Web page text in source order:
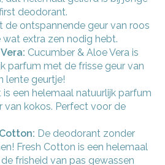
deodorant.
de ontspannende geur van roos
wat extra zen nodig hebt.
Cucumber & Aloe Vera is
parfum met de frisse geur van
lente geurtje!
is een helemaal natuurlijk parfum
van kokos. Perfect voor de
De deodorant zonder
Fresh Cotton is een helemaal
frisheid van pas gewassen